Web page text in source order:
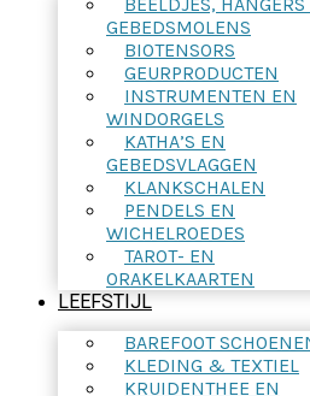
GEBEDSMOLENS
BIOTENSORS
GEURPRODUCTEN
INSTRUMENTEN EN
WINDORGELS
KATHA’S EN
GEBEDSVLAGGEN
KLANKSCHALEN
PENDELS EN
WICHELROEDES
TAROT- EN
ORAKELKAARTEN
LEEFSTIJL
BAREFOOT
KLEDING & TEXTIEL
KRUIDENTHEE EN